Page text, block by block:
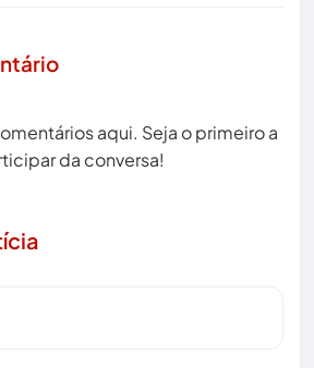
aqui. Seja o primeiro a
da conversa!